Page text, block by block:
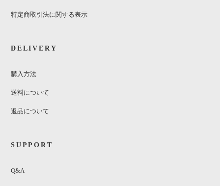
特定商取引法に関する表示
DELIVERY
購入方法
送料について
返品について
SUPPORT
Q&A